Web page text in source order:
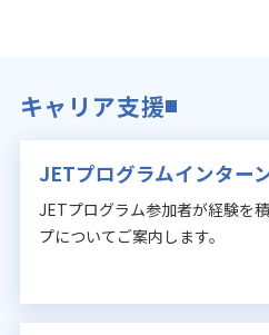
キャリア支援
JETプログラムインター
JETプログラム参加者が経験を
プについてご案内します。